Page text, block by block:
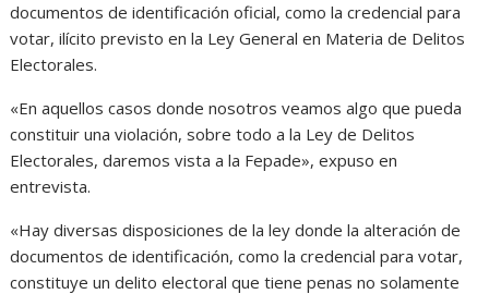
documentos de identificación oficial, como la credencial para
votar, ilícito previsto en la Ley General en Materia de Delitos
Electorales.
«En aquellos casos donde nosotros veamos algo que pueda
constituir una violación, sobre todo a la Ley de Delitos
Electorales, daremos vista a la Fepade», expuso en
entrevista.
«Hay diversas disposiciones de la ley donde la alteración de
documentos de identificación, como la credencial para votar,
constituye un delito electoral que tiene penas no solamente